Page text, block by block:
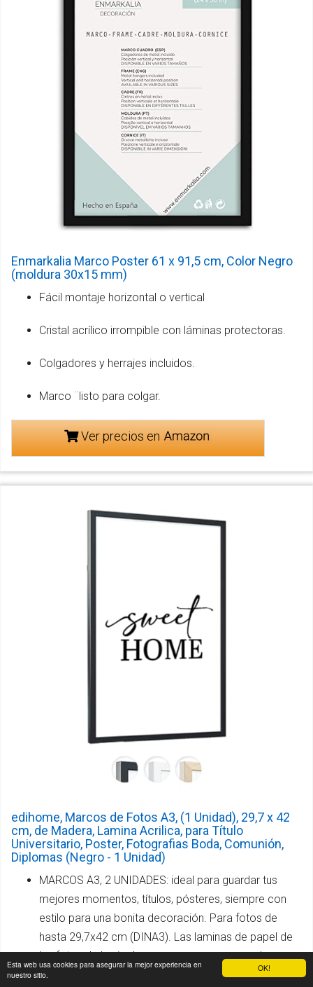
OK!
Esta web usa cookies para asegurar la mejor experiencia en
nuestro sitio.
Enmarkalia Marco Poster 61 x 91,5 cm, Color Negro
(moldura 30x15 mm)
Fácil montaje horizontal o vertical
Cristal acrílico irrompible con láminas protectoras.
Colgadores y herrajes incluidos.
Marco ¨listo para colgar.
Ver precios en
edihome, Marcos de Fotos A3, (1 Unidad), 29,7 x 42
cm, de Madera, Lamina Acrilica, para Título
Universitario, Poster, Fotografias Boda, Comunión,
Diplomas (Negro - 1 Unidad)
MARCOS A3, 2 UNIDADES: ideal para guardar tus
mejores momentos, títulos, pósteres, siempre con
estilo para una bonita decoración. Para fotos de
hasta 29,7x42 cm (DINA3). Las laminas de papel de
las fotos de las imágenes que aparecen en el
anuncio no están incluidas.